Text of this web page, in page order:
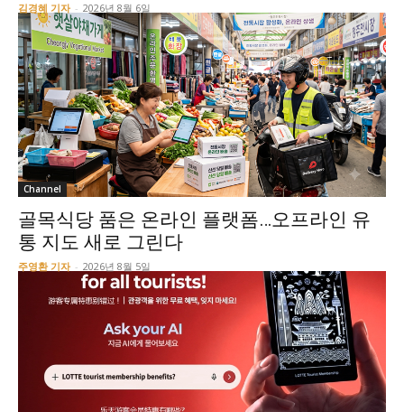
김경혜 기자 - 2026년 8월 6일
Channel
골목식당 품은 온라인 플랫폼…오프라인 유
통 지도 새로 그린다
주영환 기자 - 2026년 8월 5일